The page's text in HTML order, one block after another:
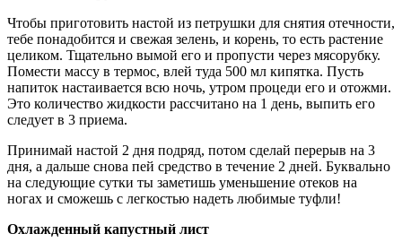
Чтобы приготовить настой из петрушки для снятия отечности,
тебе понадобится и свежая зелень, и корень, то есть растение
целиком. Тщательно вымой его и пропусти через мясорубку.
Помести массу в термос, влей туда 500 мл кипятка. Пусть
напиток настаивается всю ночь, утром процеди его и отожми.
Это количество жидкости рассчитано на 1 день, выпить его
следует в 3 приема.
Принимай настой 2 дня подряд, потом сделай перерыв на 3
дня, а дальше снова пей средство в течение 2 дней. Буквально
на следующие сутки ты заметишь уменьшение отеков на
ногах и сможешь с легкостью надеть любимые туфли!
Охлажденный капустный лист